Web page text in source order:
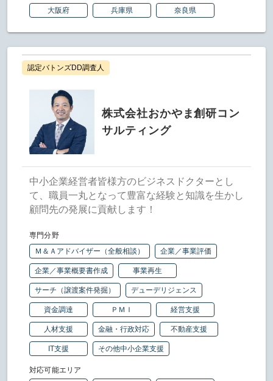
大阪府 兵庫県 奈良県
認定バトンズDD調査人
株式会社おかやま創研コン
サルティング
中小企業経営者皆様方のビジネスドクターとし
て、職員一丸となって豊富な経験と知識を生かし
顧問先の発展に貢献します！
専門分野
Ｍ＆Ａアドバイザー（全般相談）
企業／事業評価
企業／事業概要書作成 事業再生
サーチ（譲渡案件発掘） デューデリジェンス
資金調達 ＰＭＩ 経営支援
人材支援 金融・行政対応 不動産支援
IT支援 その他中小企業支援
対応可能エリア